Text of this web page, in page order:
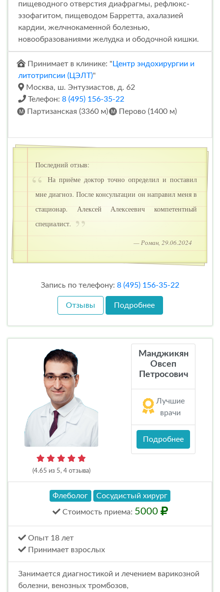
пищеводного отверстия диафрагмы, рефлюкс-
эзофагитом, пищеводом Барретта, ахалазией
кардии, желчнокаменной болезнью,
новообразованиями желудка и ободочной кишки.
Принимает в клинике: " Центр эндохирургии и
литотрипсии (ЦЭЛТ)"
Москва, ш. Энтузиастов, д. 62
Телефон: 8 (495) 156-35-22
Партизанская (3360 м)
Перово (1400 м)
Последний отзыв:
На приёме доктор точно определил и поставил
мне диагноз. После консультации он направил меня в
стационар. Алексей Алексеевич компетентный
специалист.
— Роман, 29.06.2024
Запись по телефону: 8 (495) 156-35-22
Отзывы Подробнее
(4.65 из 5, 4 отзыва)
Манджикян
Овсеп
Петросович
Лучшие
врачи
Подробнее
Флеболог Сосудистый хирург
Стоимость приема: 5000
Опыт 18 лет
Принимает взрослых
Занимается диагностикой и лечением варикозной
болезни, венозных тромбозов,